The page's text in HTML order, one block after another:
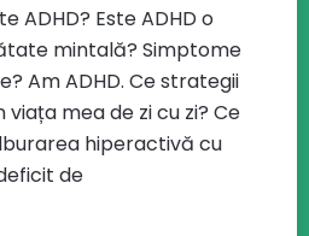
ADHD? Este ADHD o
mintală? Simptome
Am ADHD. Ce strategii
mea de zi cu zi? Ce
hiperactivă cu
de